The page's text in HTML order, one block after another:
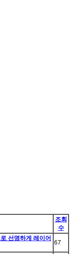
조회
수
선명하게 레이어
67